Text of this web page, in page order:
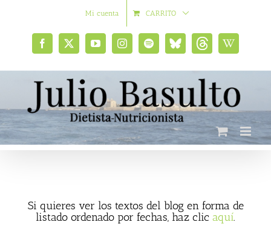
Mi cuenta CARRITO
Facebook
X YouTubeInstagramSpotifyBluesky
social
ThreadsWikipedia
Si quieres ver los textos del blog en forma de
listado ordenado por fechas, haz clic aquí.